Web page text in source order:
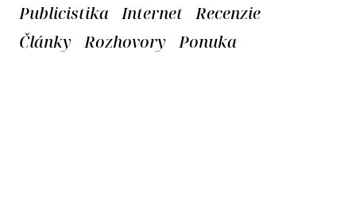
Publicistika Internet Recenzie
Články Rozhovory Ponuka